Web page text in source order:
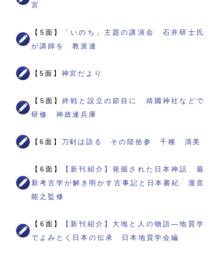
宮
【5面】
「いのち」主題の講演会 石井研士氏
が講師を 教派連
【5面】 神宮だより
【5面】終戦と設立の節目に 靖國神社などで
研修 神政連兵庫
【6面】 刀剣は語る その陸拾参 千種 清美
【6面】
【新刊紹介】発掘された日本神話 最
新考古学が解き明かす古事記と日本書紀 瀧音
能之監修
【6面】
【新刊紹介】大地と人の物語―地質学
でよみとく日本の伝承 日本地質学会編